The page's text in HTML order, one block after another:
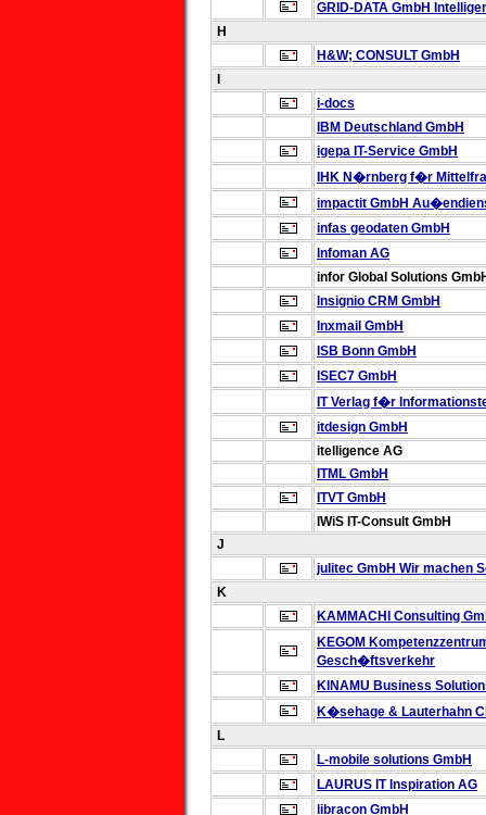
GRID-DATA GmbH
H
H&W; CONSULT GmbH
i-docs
IBM Deutschland GmbH
igepa IT-Service GmbH
IHK N�rnberg f�r
impactit GmbH
infas geodaten GmbH
Infoman AG
infor Global Solutions
Insignio CRM GmbH
Inxmail GmbH
ISB Bonn GmbH
ISEC7 GmbH
IT Verlag f�r
itdesign GmbH
itelligence AG
ITML GmbH
ITVT GmbH
IWiS IT-Consult GmbH
J
julitec GmbH Wir machen
K
KAMMACHI Consulting
KEGOM
Gesch�ftsverkehr
KINAMU Business
K�sehage & Lauterhahn
L
L-mobile solutions GmbH
LAURUS IT Inspiration AG
libracon GmbH